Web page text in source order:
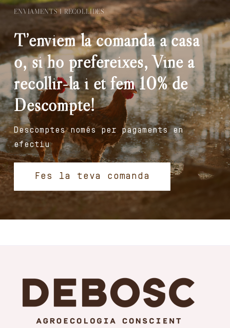
ENVIAMENTS I RECOLLIDES
T’enviem la comanda a casa
o, si ho prefereixes, Vine a
recollir-la i et fem 10% de
Descompte!
Descomptes només per pagaments en
efectiu
Fes la teva comanda